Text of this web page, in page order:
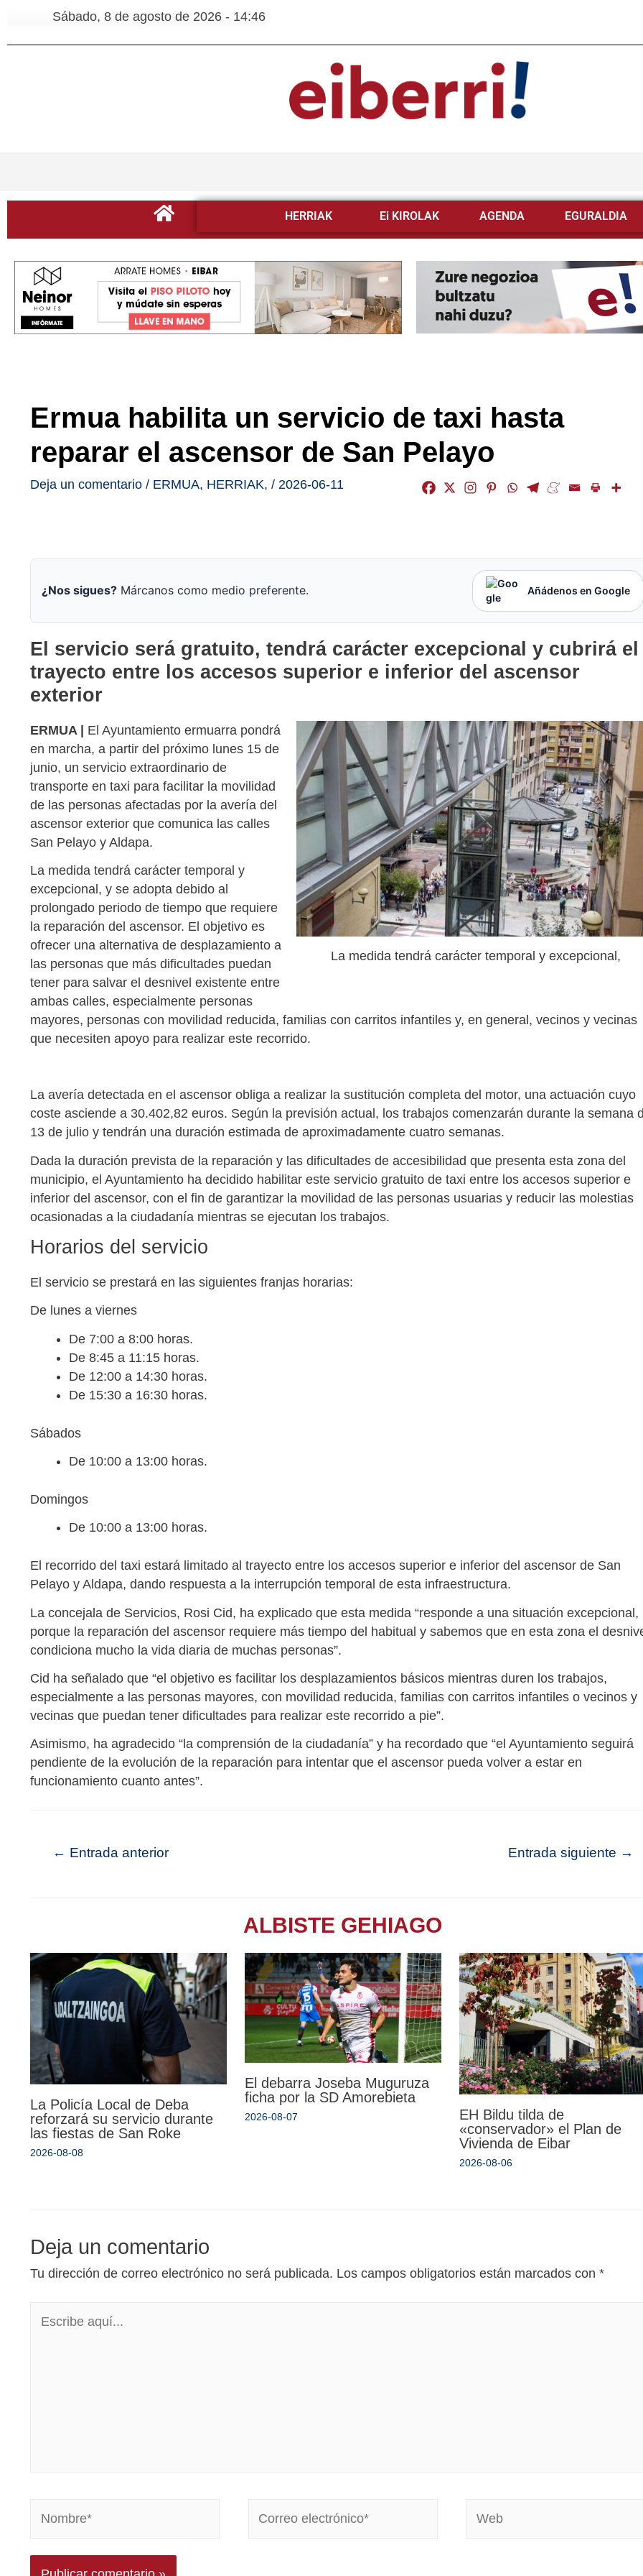
Sábado, 8 de agosto de 2026 - 14:46
HERRIAK Ei KIROLAK AGENDA EGURALDIA
Ermua habilita un servicio de taxi hasta
reparar el ascensor de San Pelayo
Deja un comentario / ERMUA, HERRIAK, / 2026-06-11
¿Nos sigues? Márcanos como medio preferente. Añádenos en Google
El servicio será gratuito, tendrá carácter excepcional y cubrirá el
trayecto entre los accesos superior e inferior del ascensor
exterior
La medida tendrá carácter temporal y excepcional,
ERMUA | El Ayuntamiento ermuarra pondrá
en marcha, a partir del próximo lunes 15 de
junio, un servicio extraordinario de
transporte en taxi para facilitar la movilidad
de las personas afectadas por la avería del
ascensor exterior que comunica las calles
San Pelayo y Aldapa.
La medida tendrá carácter temporal y
excepcional, y se adopta debido al
prolongado periodo de tiempo que requiere
la reparación del ascensor. El objetivo es
ofrecer una alternativa de desplazamiento a
las personas que más dificultades puedan
tener para salvar el desnivel existente entre
ambas calles, especialmente personas
mayores, personas con movilidad reducida, familias con carritos infantiles y, en general, vecinos y vecinas
que necesiten apoyo para realizar este recorrido.
La avería detectada en el ascensor obliga a realizar la sustitución completa del motor, una actuación cuyo
coste asciende a 30.402,82 euros. Según la previsión actual, los trabajos comenzarán durante la semana
13 de julio y tendrán una duración estimada de aproximadamente cuatro semanas.
Dada la duración prevista de la reparación y las dificultades de accesibilidad que presenta esta zona del
municipio, el Ayuntamiento ha decidido habilitar este servicio gratuito de taxi entre los accesos superior e
inferior del ascensor, con el fin de garantizar la movilidad de las personas usuarias y reducir las molestias
ocasionadas a la ciudadanía mientras se ejecutan los trabajos.
Horarios del servicio
El servicio se prestará en las siguientes franjas horarias:
De lunes a viernes
De 7:00 a 8:00 horas.
De 8:45 a 11:15 horas.
De 12:00 a 14:30 horas.
De 15:30 a 16:30 horas.
Sábados
De 10:00 a 13:00 horas.
Domingos
De 10:00 a 13:00 horas.
El recorrido del taxi estará limitado al trayecto entre los accesos superior e inferior del ascensor de San
Pelayo y Aldapa, dando respuesta a la interrupción temporal de esta infraestructura.
La concejala de Servicios, Rosi Cid, ha explicado que esta medida “responde a una situación excepcional,
porque la reparación del ascensor requiere más tiempo del habitual y sabemos que en esta zona el
condiciona mucho la vida diaria de muchas personas”.
Cid ha señalado que “el objetivo es facilitar los desplazamientos básicos mientras duren los trabajos,
especialmente a las personas mayores, con movilidad reducida, familias con carritos infantiles o vecinos y
vecinas que puedan tener dificultades para realizar este recorrido a pie”.
Asimismo, ha agradecido “la comprensión de la ciudadanía” y ha recordado que “el Ayuntamiento seguirá
pendiente de la evolución de la reparación para intentar que el ascensor pueda volver a estar en
funcionamiento cuanto antes”.
← Entrada anterior Entrada siguiente →
ALBISTE GEHIAGO
La Policía Local de Deba
reforzará su servicio durante
las fiestas de San Roke
2026-08-08
El debarra Joseba Muguruza
ficha por la SD Amorebieta
2026-08-07
EH Bildu tilda de
«conservador» el Plan de
Vivienda de Eibar
2026-08-06
Deja un comentario
Tu dirección de correo electrónico no será publicada. Los campos obligatorios están marcados con *